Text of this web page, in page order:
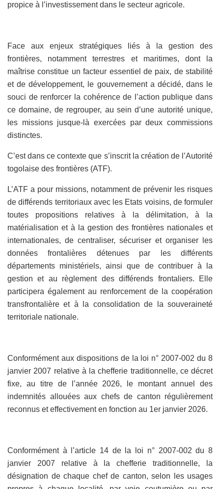
propice à l’investissement dans le secteur agricole.
Face aux enjeux stratégiques liés à la gestion des
frontières, notamment terrestres et maritimes, dont la
maîtrise constitue un facteur essentiel de paix, de stabilité
et de développement, le gouvernement a décidé, dans le
souci de renforcer la cohérence de l’action publique dans
ce domaine, de regrouper, au sein d’une autorité unique,
les missions jusque-là exercées par deux commissions
distinctes.
C’est dans ce contexte que s’inscrit la création de l’Autorité
togolaise des frontières (ATF).
L’ATF a pour missions, notamment de prévenir les risques
de différends territoriaux avec les Etats voisins, de formuler
toutes propositions relatives à la délimitation, à la
matérialisation et à la gestion des frontières nationales et
internationales, de centraliser, sécuriser et organiser les
données frontalières détenues par les différents
départements ministériels, ainsi que de contribuer à la
gestion et au règlement des différends frontaliers. Elle
participera également au renforcement de la coopération
transfrontalière et à la consolidation de la souveraineté
territoriale nationale.
Conformément aux dispositions de la loi n° 2007-002 du 8
janvier 2007 relative à la chefferie traditionnelle, ce décret
fixe, au titre de l’année 2026, le montant annuel des
indemnités allouées aux chefs de canton régulièrement
reconnus et effectivement en fonction au 1er janvier 2026.
Conformément à l’article 14 de la loi n° 2007-002 du 8
janvier 2007 relative à la chefferie traditionnelle, la
désignation de chaque chef de canton, selon les usages